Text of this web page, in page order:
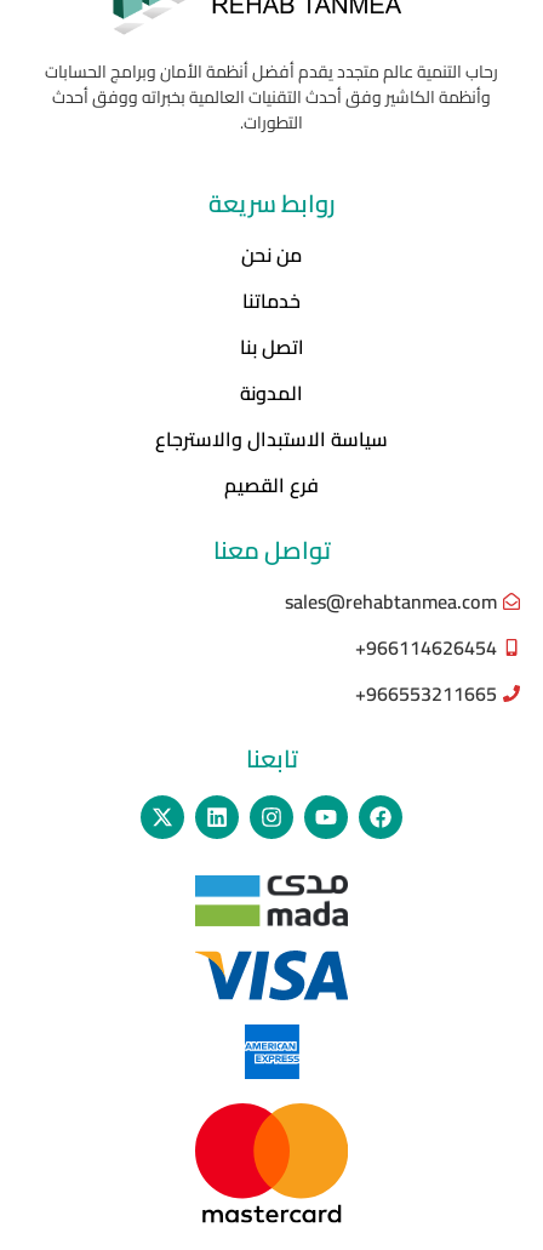
رحاب التنمية عالم متجدد يقدم أفضل أنظمة الأمان وبرامج الحسابات
وأنظمة الكاشير وفق أحدث التقنيات العالمية بخبراته ووفق أحدث
التطورات.
روابط سريعة
من نحن
خدماتنا
اتصل بنا
المدونة
سياسة الاستبدال والاسترجاع
فرع القصيم
تواصل معنا
sales@rehabtanmea.com
966114626454+
966553211665+
تابعنا